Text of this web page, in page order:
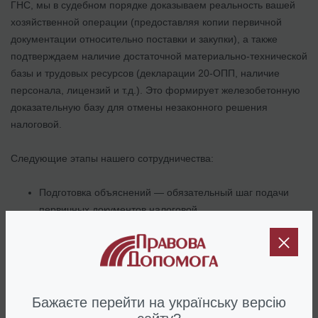
ГНС, мы в судебном порядке доказываем реальность вашей
хозяйственной операции (предоставляя копии первичной
документации относительно поставки и закупки), а также
подтверждаем наличие достаточной материально-технической
базы и трудовых ресурсов (декларации 20-ОПП, наличие
персонала, лицензий и т.д.). Это формирует железобетонную
доказательную базу для отмены незаконного решения
налоговой.
Следующие этапы нашего сотрудничества:
Подготовка объяснений — обязательный шаг подачи
первичных документов налоговой.
доказательную базу, которая не оставляет шансов
налоговикам.
фактической регистрации накладной.
Бажаєте перейти на українську версію